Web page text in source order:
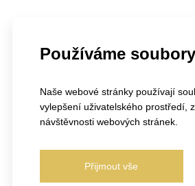
Používáme
Naše webové stránky používají
vylepšení uživatelského prostředí,
návštěvnosti webových stránek.
Přijmout vše